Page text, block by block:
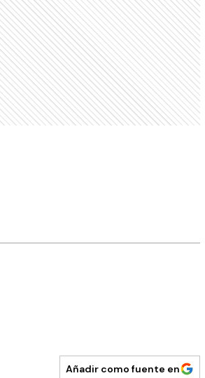
Añadir como fuente en